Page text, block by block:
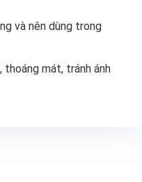
và nên dùng trong
thoáng mát, tránh ánh